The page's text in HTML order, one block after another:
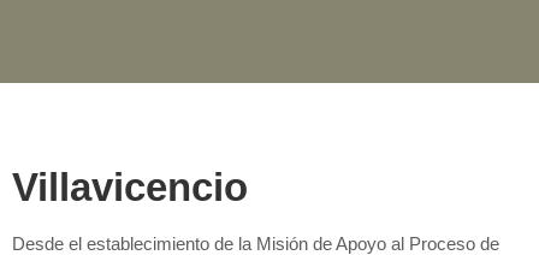
Villavicencio
Desde el establecimiento de la Misión de Apoyo al Proceso de